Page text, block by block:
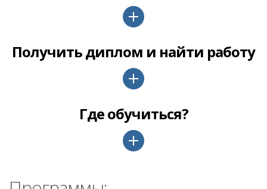
Получить диплом и найти работу
Где обучиться?